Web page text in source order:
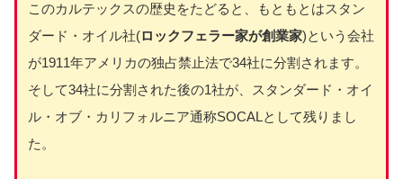
このカルテックスの歴史をたどると、もともとはスタン
ダード・オイル社(ロックフェラー家が創業家)という会社
が1911年アメリカの独占禁止法で34社に分割されます。
そして34社に分割された後の1社が、スタンダード・オイ
ル・オブ・カリフォルニア通称SOCALとして残りまし
た。